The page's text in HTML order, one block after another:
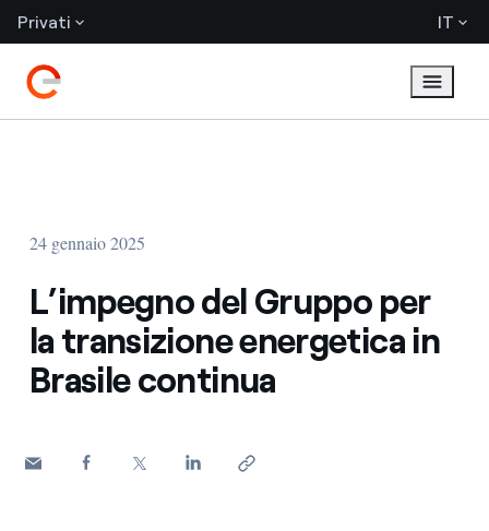
Privati IT
24 gennaio 2025
L’impegno del Gruppo per
la transizione energetica in
Brasile continua